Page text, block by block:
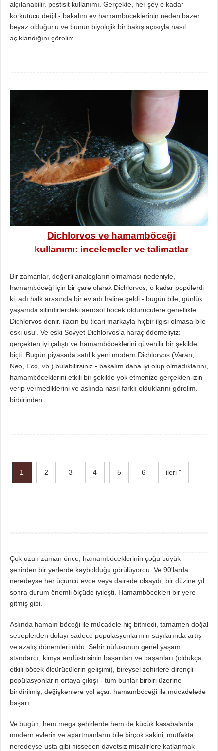
algılanabilir. pestisit kullanımı. Gerçekte, her şey o kadar
korkutucu değil - bakalım ev hamamböceklerinin neden bazen
beyaz olduğunu ve bunun biyolojik bir bakış açısıyla nasıl
açıklandığını görelim ...
Dichlorvos ve hamamböceği
kullanımı: incelemeler ve talimatlar
Bir zamanlar, değerli analogların olmaması nedeniyle,
hamamböceği için bir çare olarak Dichlorvos, o kadar popülerdi
ki, adı halk arasında bir ev adı haline geldi - bugün bile, günlük
yaşamda silindirlerdeki aerosol böcek öldürücülere genellikle
Dichlorvos denir. ilacın bu ticari markayla hiçbir ilgisi olmasa bile
eski usul. Ve eski Sovyet Dichlorvos'a haraç ödemeliyiz:
gerçekten iyi çalıştı ve hamamböceklerini güvenilir bir şekilde
biçti. Bugün piyasada satılık yeni modern Dichlorvos (Varan,
Neo, Eco, vb.) bulabilirsiniz - bakalım daha iyi olup olmadıklarını,
hamamböceklerini etkili bir şekilde yok etmenize gerçekten izin
verip vermediklerini ve aslında nasıl farklı olduklarını görelim.
birbirinden ...
1 2 3 4 5 6 ileri "
Çok uzun zaman önce, hamamböceklerinin çoğu büyük
şehirden bir yerlerde kaybolduğu görülüyordu. Ve 90'larda
neredeyse her üçüncü evde veya dairede olsaydı, bir düzine yıl
sonra durum önemli ölçüde iyileşti. Hamamböcekleri bir yere
gitmiş gibi.
Aslında hamam böceği ile mücadele hiç bitmedi, tamamen doğal
sebeplerden dolayı sadece popülasyonlarının sayılarında artış
ve azalış dönemleri oldu. Şehir nüfusunun genel yaşam
standardı, kimya endüstrisinin başarıları ve başarıları (oldukça
etkili böcek öldürücülerin gelişimi), bireysel zehirlere dirençli
popülasyonların ortaya çıkışı - tüm bunlar birbiri üzerine
bindirilmiş, değişkenlere yol açar. hamamböceği ile mücadelede
başarı.
Ve bugün, hem mega şehirlerde hem de küçük kasabalarda
modern evlerin ve apartmanların bile birçok sakini, mutfakta
neredeyse usta gibi hisseden davetsiz misafirlere katlanmak